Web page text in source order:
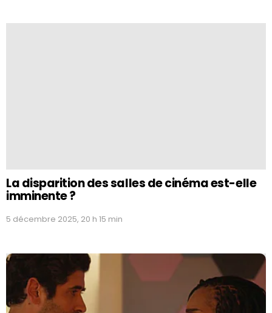
La disparition des salles de cinéma est-elle
imminente ?
5 décembre 2025, 20 h 15 min